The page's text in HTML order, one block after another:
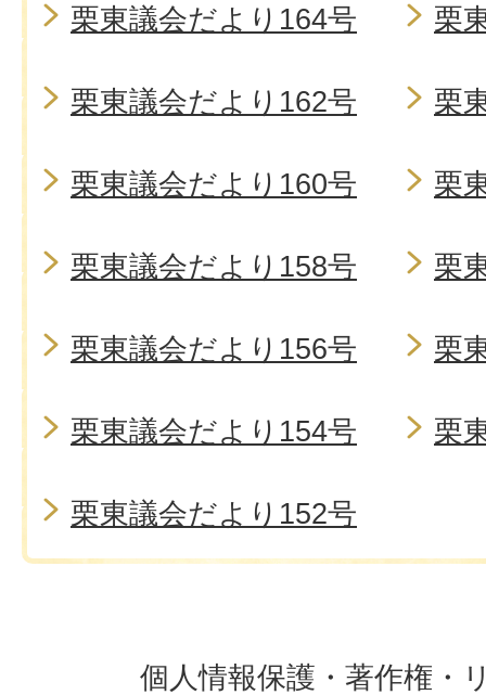
栗東議会だより164号 栗
栗東議会だより162号 栗
栗東議会だより160号 栗
栗東議会だより158号 栗
栗東議会だより156号 栗
栗東議会だより154号 栗
栗東議会だより152号
個人情報保護・著作権・